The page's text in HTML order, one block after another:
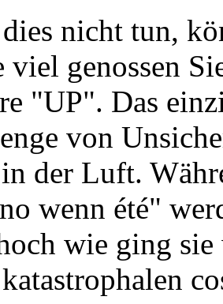
nicht tun,
viel genossen
"UP". Das
von
der Luft.
wenn été"
wie ging sie